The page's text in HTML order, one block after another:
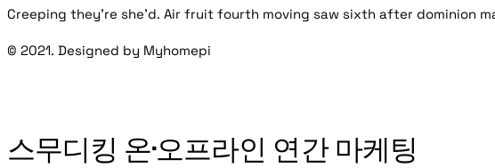
Creeping they’re she’d. Air fruit fourth moving saw sixth after dominion
© 2021. Designed by Myhomepi
스무디킹 온·오프라인 연간 마케팅